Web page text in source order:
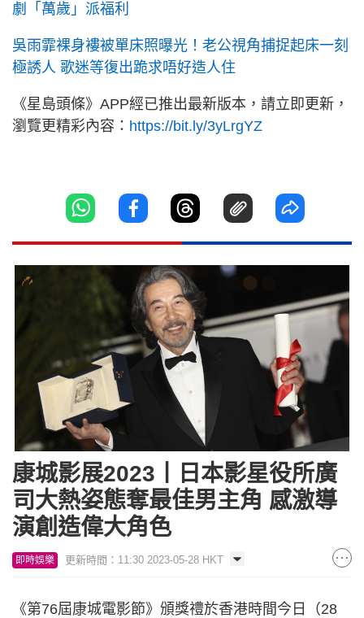
劇「萬歲」派福利
吳雨霏裸身褸被單床照曝光！老公視角捕捉起床一刻
極誘人 歌迷等復出跪求唔好造人住
《星島頭條》APP經已推出最新版本，請立即更新，
瀏覽更精彩內容： https://bit.ly/3yLrgYZ
康城影展2023丨日本影星役所廣
司大熱姿態奪最佳男主角 感激導
演創造偉大角色
即時娛樂 更新時間：11:30 2023-05-28 HKT
《第76屆康城電影節》頒獎禮於香港時間今日（28